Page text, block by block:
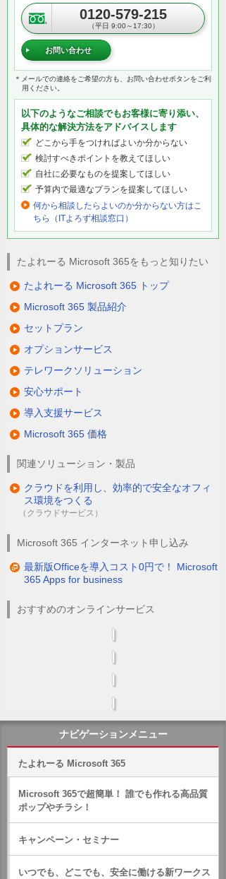
0120-579-215
（平日 9:00～17:30）
お問い合わせ
＊メールでの連絡をご希望の方も、お問い合わせボタンをご利
用ください。
以下のようなご相談でもお客様に寄り添い、
具体的な解決方法をアドバイスします
どこから手をつければよいか分からない
検討すべきポイントを教えてほしい
自社に必要なものを提案してほしい
予算内で最適なプランを提案してほしい
何から相談したらよいのか分からない方はこ
ちら（ITよろず相談窓口）
たよれーる Microsoft 365をもっと知りたい
たよれーる Microsoft 365 トップ
Microsoft 365 製品紹介
セットプラン
オプションサービス
テレワークソリューション
安心サポート
導入支援サービス
Microsoft 365 価格
関連ソリューション・製品
クラウドを利用し、効率的で安全なオフィ
ス環境をつくる
（クラウドサービス）
Microsoft 365 インターネット申し込み
最新版Officeを導入コスト0円で！ Microsoft
365 Apps for business
おすすめのオンラインサービス
ナビゲーションメニュー
たよれーる Microsoft 365
Microsoft 365で超簡単！ 誰でも作れる高品質
ポップやチラシ！
キャンペーン・セミナー
いつでも、どこでも、安全に働ける新ワークス